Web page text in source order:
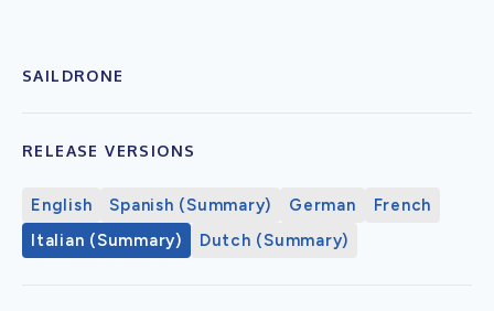
SAILDRONE
RELEASE VERSIONS
English Spanish (Summary) German
French
Italian (Summary)
Dutch (Summary)